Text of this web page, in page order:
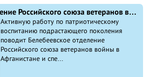
Белебеевское отделение Российского союза ветеранов войны в Афганистане и специальных военных операций проводит активную работу по патриотическому воспитанию подрастающего поколения
Активную работу по патриотическому
воспитанию подрастающего поколения
поводит Белебеевское отделение
Российского союза ветеранов войны в
Афганистане и спе...